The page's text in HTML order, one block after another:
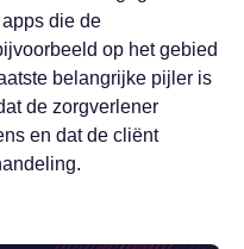
die de
op het gebied
belangrijke pijler is
de zorgverlener
en dat de cliënt